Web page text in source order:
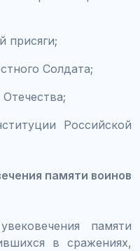
присяги;
Солдата;
Российской
памяти воинов
памяти
в сражениях,